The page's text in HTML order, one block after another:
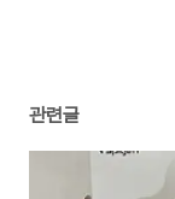
관련글